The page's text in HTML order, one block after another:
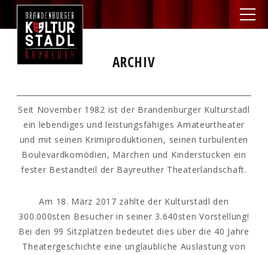
ARCHIV
Seit November 1982 ist der Brandenburger Kulturstadl
ein lebendiges und leistungsfähiges Amateurtheater
und mit seinen Krimiproduktionen, seinen turbulenten
Boulevardkomödien, Märchen und Kinderstücken ein
fester Bestandteil der Bayreuther Theaterlandschaft.
Am 18. März 2017 zählte der Kulturstadl den
300.000sten Besucher in seiner 3.640sten Vorstellung!
Bei den 99 Sitzplätzen bedeutet dies über die 40 Jahre
Theatergeschichte eine unglaubliche Auslastung von